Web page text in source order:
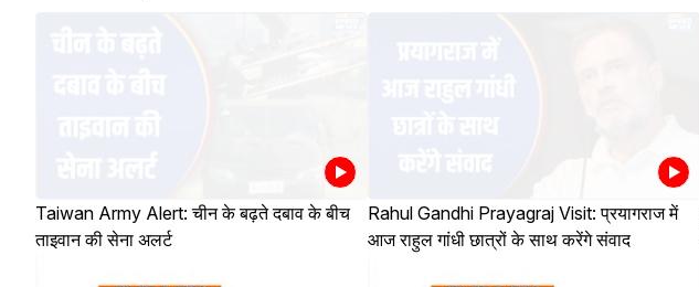
Taiwan Army Alert: चीन के बढ़ते दबाव के बीच
ताइवान की सेना अलर्ट
Rahul Gandhi Prayagraj Visit: प्रयागराज में
आज राहुल गांधी छात्रों के साथ करेंगे संवाद